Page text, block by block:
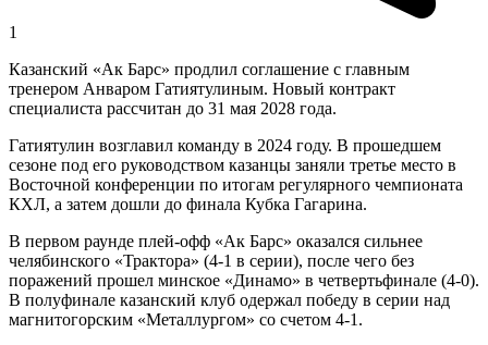
1
Казанский «Ак Барс» продлил соглашение с главным
тренером Анваром Гатиятулиным. Новый контракт
специалиста рассчитан до 31 мая 2028 года.
Гатиятулин возглавил команду в 2024 году. В прошедшем
сезоне под его руководством казанцы заняли третье место в
Восточной конференции по итогам регулярного чемпионата
КХЛ, а затем дошли до финала Кубка Гагарина.
В первом раунде плей-офф «Ак Барс» оказался сильнее
челябинского «Трактора» (4-1 в серии), после чего без
поражений прошел минское «Динамо» в четвертьфинале (4-0).
В полуфинале казанский клуб одержал победу в серии над
магнитогорским «Металлургом» со счетом 4-1.